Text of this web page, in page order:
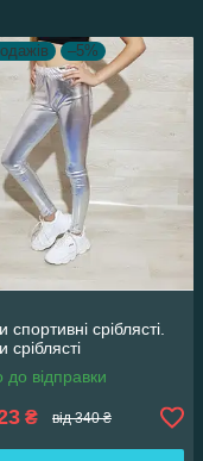
–5%
спортивні сріблясті.
сріблясті
до відправки
₴ від 340 ₴